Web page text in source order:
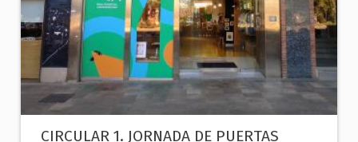
CIRCULAR 1. JORNADA DE PUERTAS